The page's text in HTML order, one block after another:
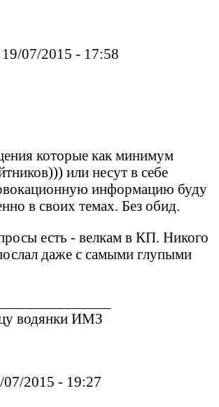
07/2015 - 17:58
которые как минимум
или несут в себе
информацию буду
в своих темах. Без обид.
есть - велкам в КП. Никого
даже с самыми глупыми
водянки ИМЗ
07/2015 - 19:27